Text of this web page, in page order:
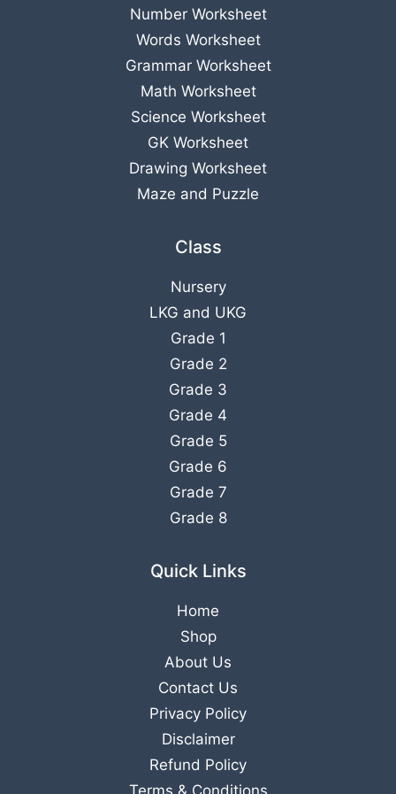
Number Worksheet
Words Worksheet
Grammar Worksheet
Math Worksheet
Science Worksheet
GK Worksheet
Drawing Worksheet
Maze and Puzzle
Class
Nursery
LKG and UKG
Grade 1
Grade 2
Grade 3
Grade 4
Grade 5
Grade 6
Grade 7
Grade 8
Quick Links
Home
Shop
About Us
Contact Us
Privacy Policy
Disclaimer
Refund Policy
Terms & Conditions